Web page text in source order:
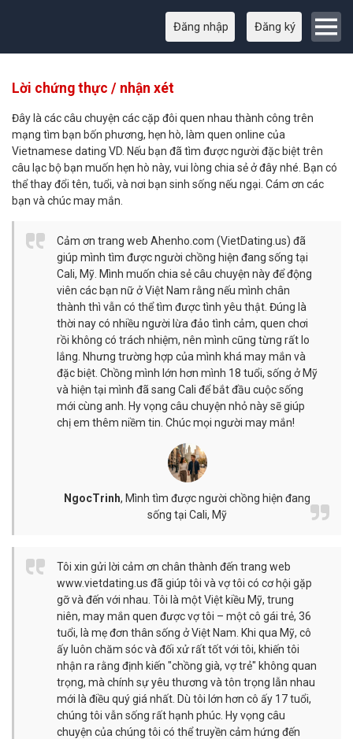
Đăng nhập Đăng ký
Lời chứng thực / nhận xét
Đây là các câu chuyện các cặp đôi quen nhau thành công trên
mạng tìm bạn bốn phương, hẹn hò, làm quen online của
Vietnamese dating VD. Nếu bạn đã tìm được người đặc biệt trên
câu lạc bộ bạn muốn hẹn hò này, vui lòng chia sẻ ở đây nhé. Bạn có
thể thay đổi tên, tuổi, và nơi bạn sinh sống nếu ngại. Cám ơn các
bạn và chúc may mắn.
Cảm ơn trang web Ahenho.com (VietDating.us) đã
giúp mình tìm được người chồng hiện đang sống tại
Cali, Mỹ. Mình muốn chia sẻ câu chuyện này để động
viên các bạn nữ ở Việt Nam rằng nếu mình chân
thành thì vẫn có thể tìm được tình yêu thật. Đúng là
thời nay có nhiều người lừa đảo tình cảm, quen chơi
rồi không có trách nhiệm, nên mình cũng từng rất lo
lắng. Nhưng trường hợp của mình khá may mắn và
đặc biệt. Chồng mình lớn hơn mình 18 tuổi, sống ở Mỹ
và hiện tại mình đã sang Cali để bắt đầu cuộc sống
mới cùng anh. Hy vọng câu chuyện nhỏ này sẽ giúp
chị em thêm niềm tin. Chúc mọi người may mắn!
NgocTrinh, Mình tìm được người chồng hiện đang
sống tại Cali, Mỹ
Tôi xin gửi lời cảm ơn chân thành đến trang web
www.vietdating.us đã giúp tôi và vợ tôi có cơ hội gặp
gỡ và đến với nhau. Tôi là một Việt kiều Mỹ, trung
niên, may mắn quen được vợ tôi – một cô gái trẻ, 36
tuổi, là mẹ đơn thân sống ở Việt Nam. Khi qua Mỹ, cô
ấy luôn chăm sóc và đối xử rất tốt với tôi, khiến tôi
nhận ra rằng định kiến "chồng già, vợ trẻ" không quan
trọng, mà chính sự yêu thương và tôn trọng lẫn nhau
mới là điều quý giá nhất. Dù tôi lớn hơn cô ấy 17 tuổi,
chúng tôi vẫn sống rất hạnh phúc. Hy vọng câu
chuyện của chúng tôi có thể truyền cảm hứng đến